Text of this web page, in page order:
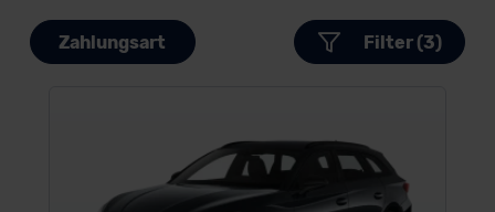
Zahlungsart Filter (3)